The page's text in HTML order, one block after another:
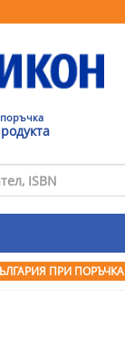
ПРИ ПОРЪЧКА